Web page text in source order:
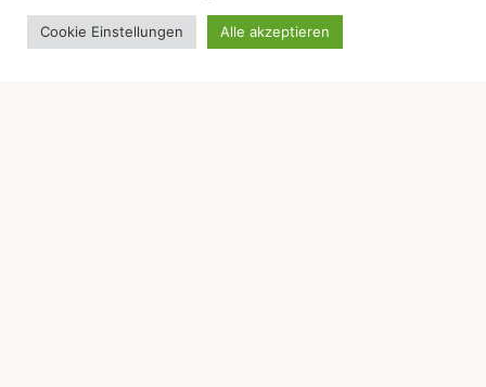
Cookie Einstellungen Alle akzeptieren